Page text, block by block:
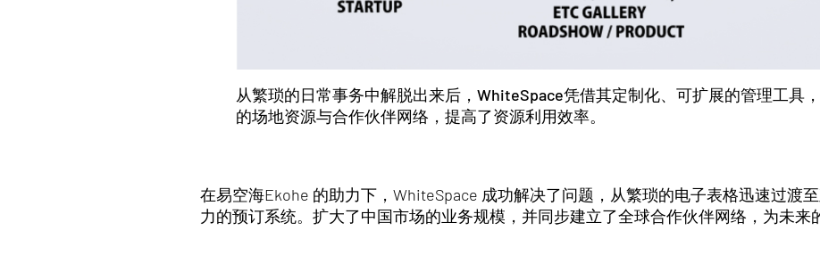
从繁琐的日常事务中解脱出来后，WhiteSpace凭借其定制化、可扩展的管理工具
的场地资源与合作伙伴网络，提高了资源利用效率。
在易空海Ekohe 的助力下，WhiteSpace 成功解决了问题，从繁琐的电子表格迅速过渡
力的预订系统。扩大了中国市场的业务规模，并同步建立了全球合作伙伴网络，为未来